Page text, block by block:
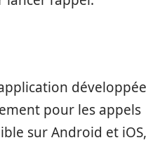
développée
pour les appels
sur Android et iOS,